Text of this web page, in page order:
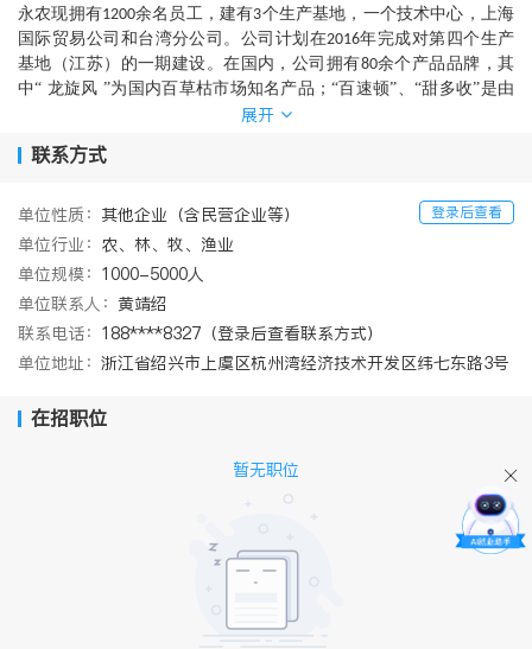
永农现拥有1200余名员工，建有3个生产基地，一个技术中心，上海
国际贸易公司和台湾分公司。公司计划在2016年完成对第四个生产
基地（江苏）的一期建设。在国内，公司拥有80余个产品品牌，其
中“ 龙旋风 ”为国内百草枯市场知名产品；“百速顿”、“甜多收”是由
本公司国内首家开发的优秀除草剂，深受客户信任。永农生物是全
破，实现草铵膦原药年产能
农以高质量的数据和专业知识支持客户在加拿大，美国，巴西，欧
盟和其他国家进行登记。公司还致力于发展自主登记，在巴西，欧
盟，澳大利亚，台湾都实现了自主登记。
吡啶酸原药通过巴西的登记审批，成为中国大陆第一家在巴西获得
自主登记的农化企业。
批，同时该产品在2014年获得台湾地区的农药许可证，永农成为中
国大陆第一家在台获得农药登记证的农化企业。
展开
联系方式
登录后查看
单位性质： 其他企业（含民营企业等）
单位行业： 农、林、牧、渔业
单位规模： 1000-5000人
单位联系人： 黄靖绍
联系电话： 188****8327（登录后查看联系方式）
单位地址： 浙江省绍兴市上虞区杭州湾经济技术开发区纬七东路3号
在招职位
暂无职位